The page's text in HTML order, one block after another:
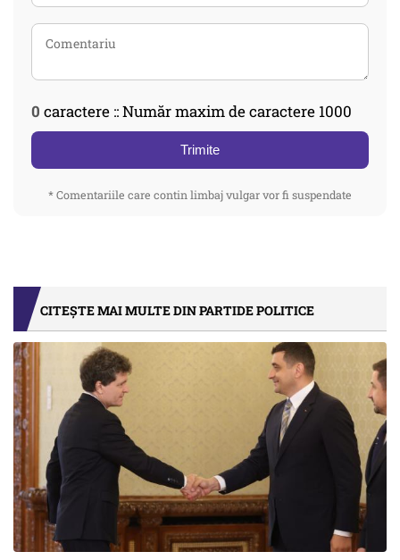
0 caractere :: Număr maxim de caractere 1000
Trimite
* Comentariile care contin limbaj vulgar vor fi suspendate
CITEȘTE MAI MULTE DIN PARTIDE POLITICE